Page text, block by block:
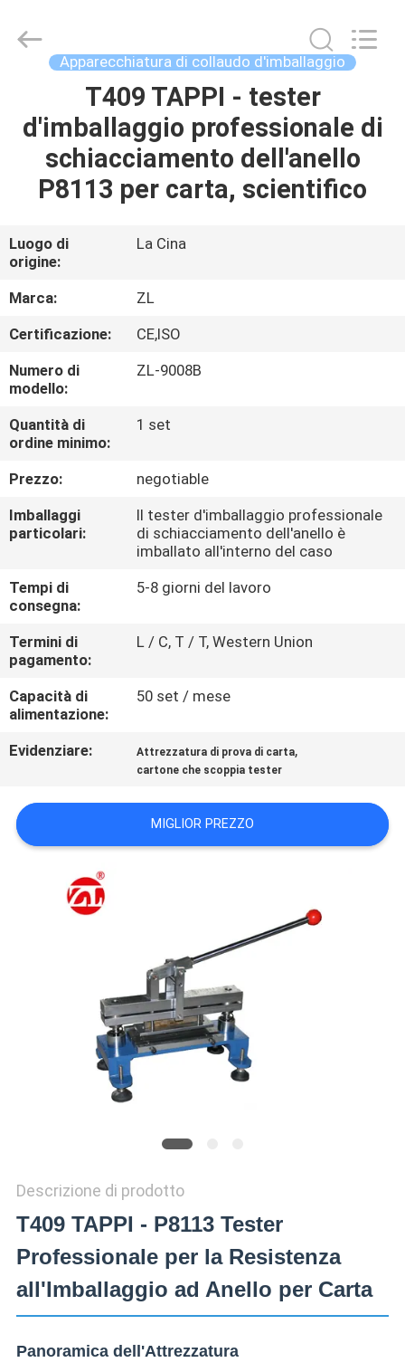
PRODOTTI
CIRCA
NOI
GIRO
DELLA
FABBRICA
CONTROLLO
DI
QUALITÀ
CONTATTICI
NOTIZIE
RICHIEDA
UNA
VR
SITEMAP
Instrument
Technology
Apparecchiatura di collaudo d'imballaggio
T409 TAPPI - tester
d'imballaggio professionale di
schiacciamento dell'anello
P8113 per carta, scientifico
Luogo di
origine:
La Cina
Marca:
ZL
Certificazione:
CE,ISO
Numero di
modello:
ZL-9008B
Quantità di
ordine minimo:
1 set
Prezzo:
negotiable
Imballaggi
particolari:
Il tester d'imballaggio professionale
di schiacciamento dell'anello è
imballato all'interno del caso
Tempi di
consegna:
5-8 giorni del lavoro
Termini di
pagamento:
L / C, T / T, Western Union
Capacità di
alimentazione:
50 set / mese
Evidenziare: Attrezzatura di prova di carta,
cartone che scoppia tester
MIGLIOR PREZZO
Descrizione di prodotto
T409 TAPPI - P8113 Tester
Professionale per la Resistenza
all'Imballaggio ad Anello per Carta
Panoramica dell'Attrezzatura